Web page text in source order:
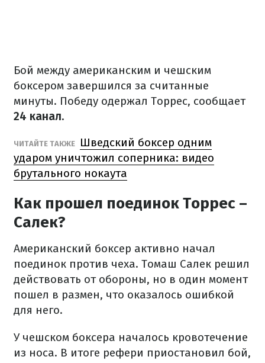
Бой между американским и чешским
боксером завершился за считанные
минуты. Победу одержал Торрес, сообщает
24 канал.
ЧИТАЙТЕ ТАКЖЕ
Шведский боксер одним
ударом уничтожил соперника: видео
брутального нокаута
Как прошел поединок Торрес –
Салек?
Американский боксер активно начал
поединок против чеха. Томаш Салек решил
действовать от обороны, но в один момент
пошел в размен, что оказалось ошибкой
для него.
У чешском боксера началось кровотечение
из носа. В итоге рефери приостановил бой,